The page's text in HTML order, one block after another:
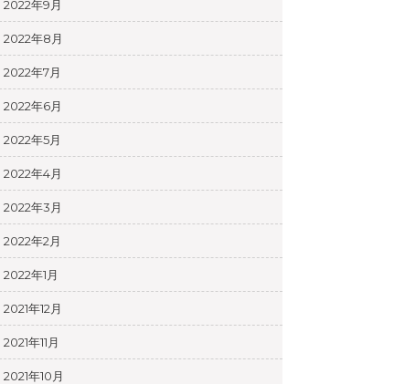
2022年9月
2022年8月
2022年7月
2022年6月
2022年5月
2022年4月
2022年3月
2022年2月
2022年1月
2021年12月
2021年11月
2021年10月